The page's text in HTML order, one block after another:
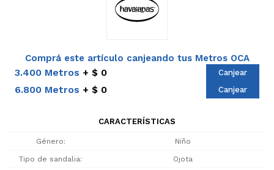
Comprá este artículo canjeando tus Metros OCA
3.400 Metros $ 0 Canjear
6.800 Metros $ 0 Canjear
CARACTERÍSTICAS
Género Niño
Tipo de sandalia Ojota